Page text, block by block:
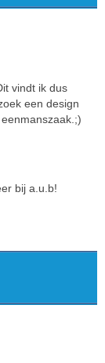
vindt ik dus
een design
bij a.u.b!